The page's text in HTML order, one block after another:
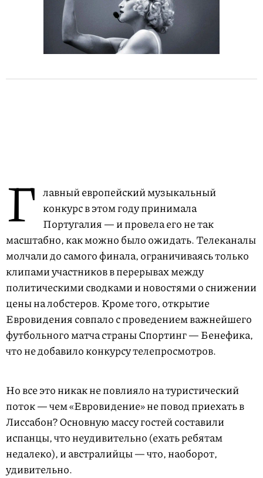
Г лавный европейский музыкальный
конкурс в этом году принимала
Португалия — и провела его не так
масштабно, как можно было ожидать. Телеканалы
молчали до самого финала, ограничиваясь только
клипами участников в перерывах между
политическими сводками и новостями о снижении
цены на лобстеров. Кроме того, открытие
Евровидения совпало с проведением важнейшего
футбольного матча страны Спортинг — Бенефика,
что не добавило конкурсу телепросмотров.
Но все это никак не повлияло на туристический
поток — чем «Евровидение» не повод приехать в
Лиссабон? Основную массу гостей составили
испанцы, что неудивительно (ехать ребятам
недалеко), и австралийцы — что, наоборот,
удивительно.